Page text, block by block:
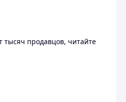
тысяч продавцов, читайте